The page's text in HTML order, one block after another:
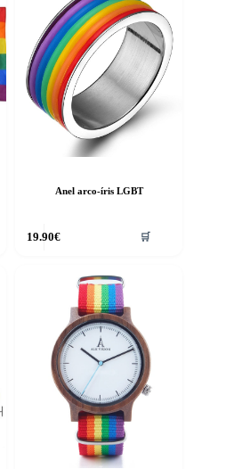
options
may
be
chosen
on
the
product
Anel arco-íris LGBT
19.90€ 🛒